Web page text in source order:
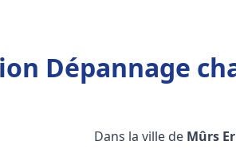
Dépannage
Dans la ville de Mûrs